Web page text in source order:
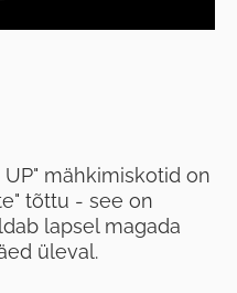
mähkimiskotid on
tõttu - see on
lapsel magada
üleval.